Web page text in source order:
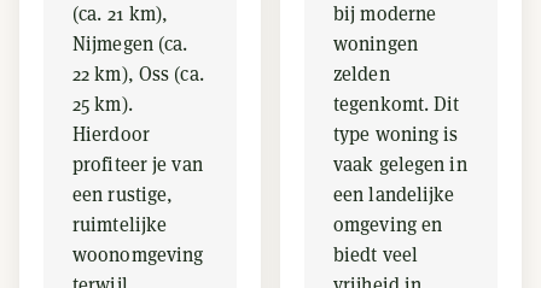
(ca. 21 km),
Nijmegen (ca.
22 km), Oss (ca.
25 km).
Hierdoor
profiteer je van
een rustige,
ruimtelijke
woonomgeving
bij moderne
woningen
zelden
tegenkomt. Dit
type woning is
vaak gelegen in
een landelijke
omgeving en
biedt veel